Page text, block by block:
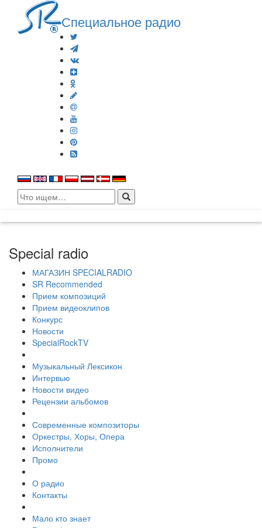
Специальное радио
Search
for:
Special radio
МАГАЗИН SPECIALRADIO
SR Recommended
Прием композиций
Прием видеоклипов
Конкурс
Новости
SpecialRockTV
Музыкальный Лексикон
Интервью
Новости видео
Рецензии альбомов
Современные композиторы
Оркестры, Хоры, Опера
Исполнители
Промо
О радио
Контакты
Мало кто знает